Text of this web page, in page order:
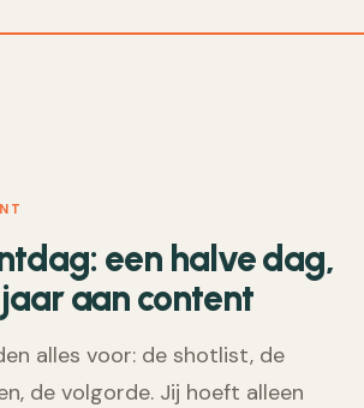
een halve dag,
aan content
alles voor: de shotlist, de
de volgorde. Jij hoeft alleen